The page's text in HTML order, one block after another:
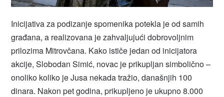
Inicijativa za podizanje spomenika potekla je od samih
građana, a realizovana je zahvaljujući dobrovoljnim
prilozima Mitrovčana. Kako ističe jedan od inicijatora
akcije, Slobodan Simić, novac je prikupljan simbolično –
onoliko koliko je Jusa nekada tražio, današnjih 100
dinara. Nakon pet godina, prikupljeno je ukupno 8.000